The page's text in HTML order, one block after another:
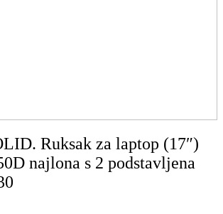
Ruksak za laptop (17″)
najlona s 2 podstavljena